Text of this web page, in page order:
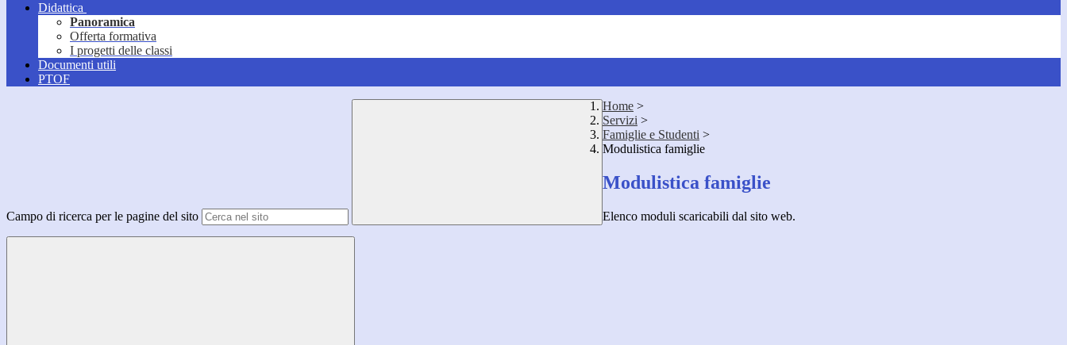
Didattica
Panoramica
Offerta formativa
I progetti delle classi
Documenti utili
PTOF
Campo di ricerca per le pagine del sito
Home >
Servizi >
Famiglie e Studenti >
Modulistica famiglie
Modulistica famiglie
Elenco moduli scaricabili dal sito web.